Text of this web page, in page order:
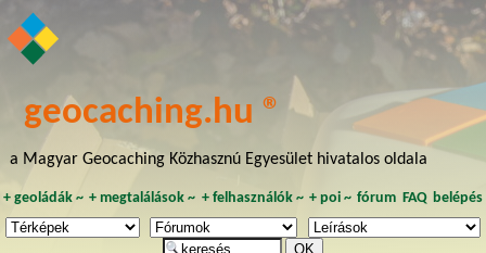
geocaching.hu ®
a Magyar Geocaching Közhasznú Egyesület hivatalos oldala
+ geoládák~ +megtalálások ~ + felhasználók~ + poi~ fórum FAQ belépés